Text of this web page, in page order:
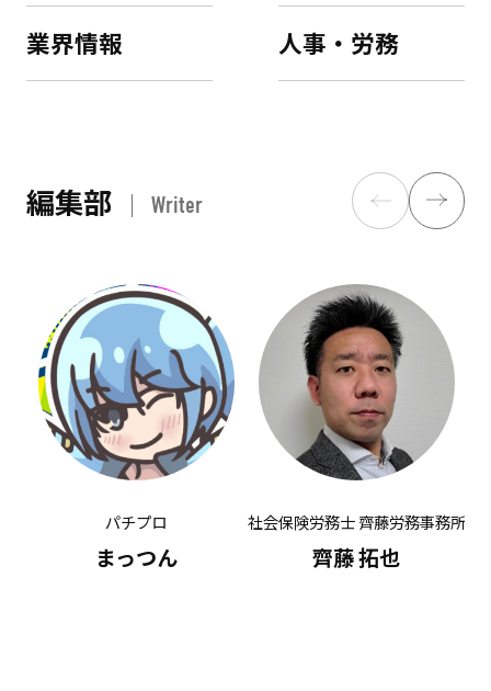
業界情報 人事・労務
編集部 Writer
パチプロ
まっつん
社会保険労務士 齊藤労務事務所
齊藤 拓也